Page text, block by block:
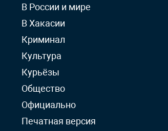
В России и мире
В Хакасии
Криминал
Культура
Курьёзы
Общество
Официально
Печатная версия